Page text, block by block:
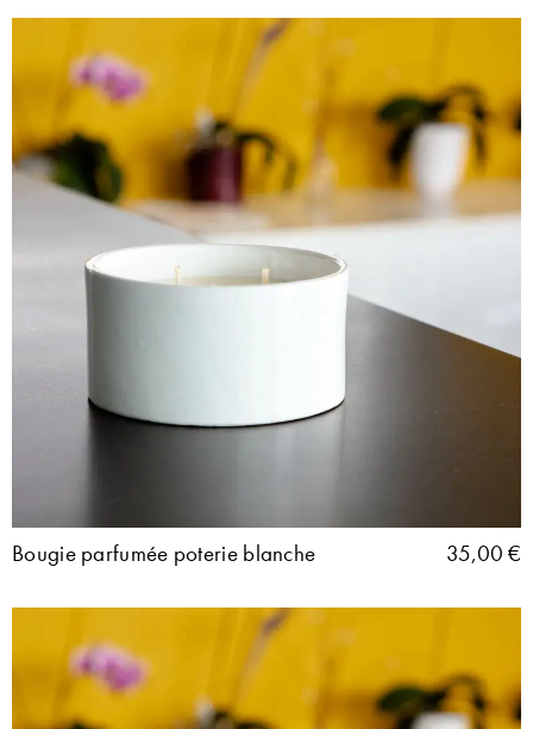
Bougie parfumée poterie blanche 35,00 €